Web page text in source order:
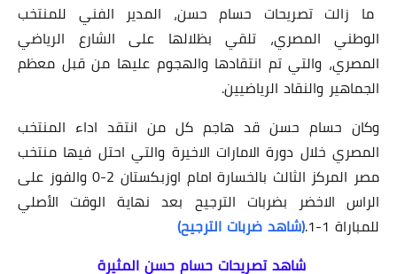
ما زالت تصريحات حسام حسن، المدير الفني للمنتخب
الوطني المصري، تلقي بظلالها على الشارع الرياضي
المصري، والتي تم انتقادها والهجوم عليها من قبل معظم
الجماهير والنقاد الرياضيين.
وكان حسام حسن قد هاجم كل من انتقد اداء المنتخب
المصري خلال دورة الامارات الاخيرة والتي احتل فيها منتخب
مصر المركز الثالث بالخسارة امام اوزبكستان 2-0 والفوز على
الراس الاخضر بضربات الترجيح بعد نهاية الوقت الأصلي
للمباراة 1-1.
(شاهد ضربات الترجيح)
شاهد تصريحات حسام حسن المثيرة